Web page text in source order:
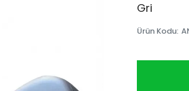
Gri
Ürün Kodu: